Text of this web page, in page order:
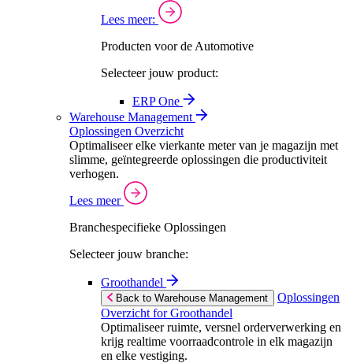
Lees meer:
Producten voor de Automotive
Selecteer jouw product:
ERP One
Warehouse Management
Oplossingen Overzicht
Optimaliseer elke vierkante meter van je magazijn met
slimme, geïntegreerde oplossingen die productiviteit
verhogen.
Lees meer
Branchespecifieke Oplossingen
Selecteer jouw branche:
Groothandel
Back to Warehouse Management
Oplossingen
Overzicht for Groothandel
Optimaliseer ruimte, versnel orderverwerking en
krijg realtime voorraadcontrole in elk magazijn
en elke vestiging.